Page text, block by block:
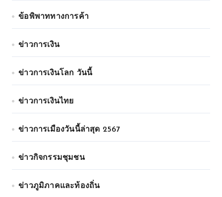
ข้อพิพาททางการค้า
ข่าวการเงิน
ข่าวการเงินโลก วันนี้
ข่าวการเงินไทย
ข่าวการเมืองวันนี้ล่าสุด 2567
ข่าวกิจกรรมชุมชน
ข่าวภูมิภาคและท้องถิ่น